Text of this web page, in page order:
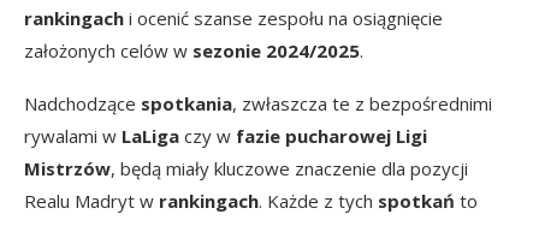
rankingach i ocenić szanse zespołu na osiągnięcie
założonych celów w sezonie 2024/2025.
Nadchodzące spotkania, zwłaszcza te z bezpośrednimi
rywalami w LaLiga czy w fazie pucharowej Ligi
Mistrzów, będą miały kluczowe znaczenie dla pozycji
Realu Madryt w rankingach. Każde z tych spotkań to